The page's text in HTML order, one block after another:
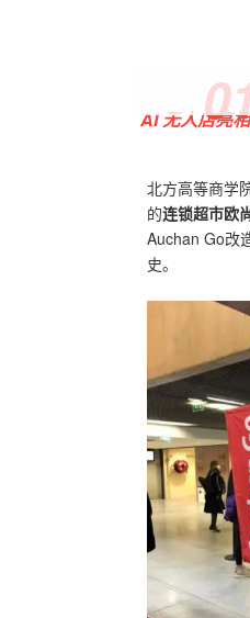
0
AI 无人店亮
北方高等商学
的连锁超市欧
Auchan Go改
史。